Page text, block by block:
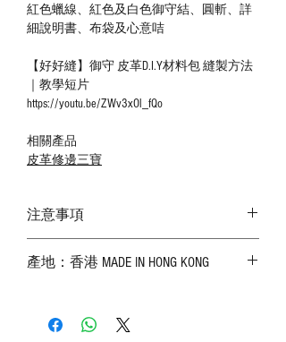
紅色蠟線、紅色及白色御守結、圓斬、詳
細說明書、布袋及心意咭
【好好縫】御守 皮革D.I.Y材料包 縫製方法
｜教學短片
https://youtu.be/ZWv3xOl_fQo
相關產品
皮革修邊三寶
注意事項
實物為準；
－ 植鞣皮革容易受環境、使用程度等產生
產地：香港 MADE IN HONG KONG